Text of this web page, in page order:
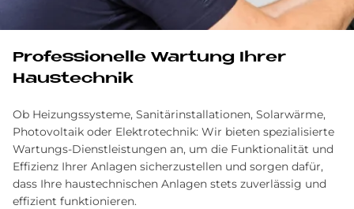
Pro­fes­sio­nel­le War­tung Ih­rer
Haus­tech­nik
Ob Heizungssysteme, Sanitärinstallationen, Solarwärme,
Photovoltaik oder Elektrotechnik: Wir bieten spezialisierte
Wartungs-Dienstleistungen an, um die Funktionalität und
Effizienz Ihrer Anlagen sicherzustellen und sorgen dafür,
dass Ihre haustechnischen Anlagen stets zuverlässig und
effizient funktionieren.